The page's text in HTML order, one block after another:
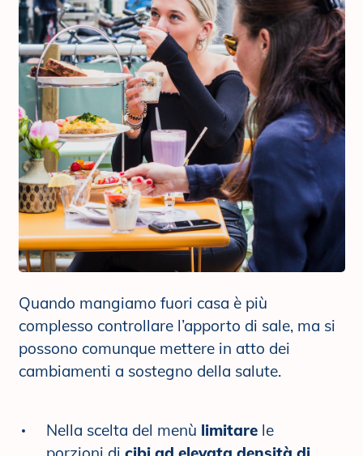
Quando mangiamo fuori casa è più
complesso controllare l’apporto di sale, ma si
possono comunque mettere in atto dei
cambiamenti a sostegno della salute.
Nella scelta del menù limitarele